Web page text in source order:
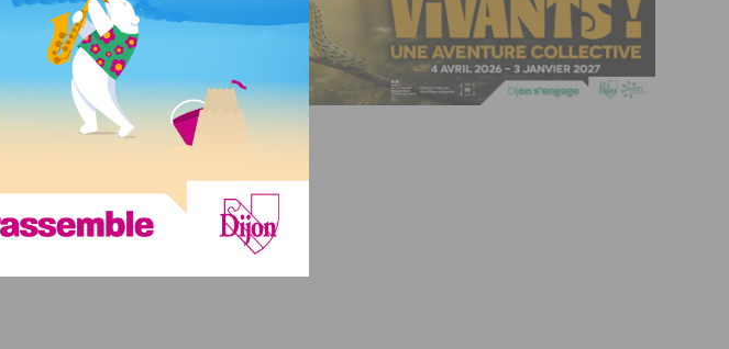
de Côte d’Or.
livres et CD, à
handball et
au